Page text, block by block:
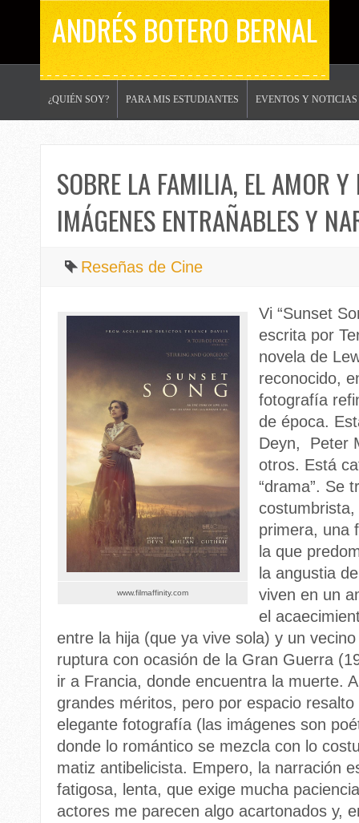
ANDRÉS BOTERO BERNAL
¿QUIÉN SOY? PARA MIS ESTUDIANTES EVENTOS Y NOTICIAS
SOBRE LA FAMILIA, EL AMOR Y
IMÁGENES ENTRAÑABLES Y
Reseñas de Cine
www.filmaffinity.com
Vi “Sunset
escrita por
novela de
reconocido,
fotografía
de época.
Deyn, Peter
otros. Está
“drama”. Se
primera, una
la que
la angustia
viven en un
el
entre la hija (que ya vive sola) y un
ruptura con ocasión de la Gran Guerra
ir a Francia, donde encuentra la muerte.
grandes méritos, pero por espacio
elegante fotografía (las imágenes son
donde lo romántico se mezcla con lo
matiz antibelicista. Empero, la narración
fatigosa, lenta, que exige mucha
actores me parecen algo acartonados y,